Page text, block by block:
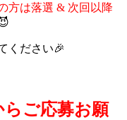
方は落選 & 次回以降
ください🎉
ご応募お願